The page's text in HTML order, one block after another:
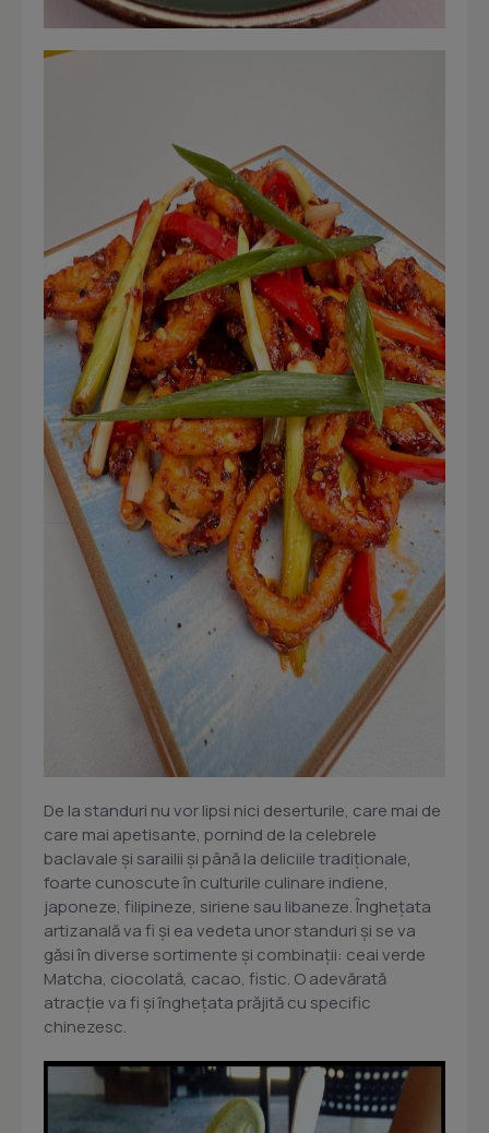
De la standuri nu vor lipsi nici deserturile, care mai de
care mai apetisante, pornind de la celebrele
baclavale și sarailii și până la deliciile tradiționale,
foarte cunoscute în culturile culinare indiene,
japoneze, filipineze, siriene sau libaneze. Înghețata
artizanală va fi și ea vedeta unor standuri și se va
găsi în diverse sortimente și combinații: ceai verde
Matcha, ciocolată, cacao, fistic. O adevărată
atracție va fi și înghețata prăjită cu specific
chinezesc.